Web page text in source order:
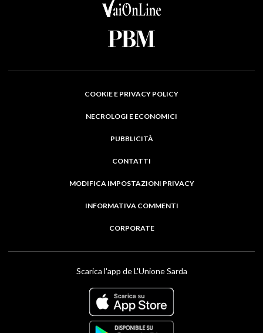
COOKIE E PRIVACY POLICY
NECROLOGI E ECONOMICI
PUBBLICITÀ
CONTATTI
MODIFICA IMPOSTAZIONI PRIVACY
INFORMATIVA COMMENTI
CORPORATE
Scarica l'app de L'Unione Sarda